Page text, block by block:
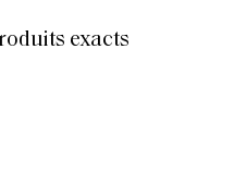
exacts